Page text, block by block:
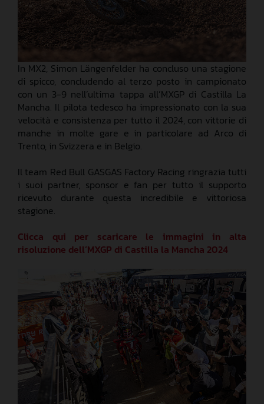
In MX2, Simon Längenfelder ha concluso una stagione
di spicco, concludendo al terzo posto in campionato
con un 3-9 nell’ultima tappa all’MXGP di Castilla La
Mancha. Il pilota tedesco ha impressionato con la sua
velocità e consistenza per tutto il 2024, con vittorie di
manche in molte gare e in particolare ad Arco di
Trento, in Svizzera e in Belgio.
Il team Red Bull GASGAS Factory Racing ringrazia tutti
i suoi partner, sponsor e fan per tutto il supporto
ricevuto durante questa incredibile e vittoriosa
stagione.
Clicca qui per scaricare le immagini in alta
risoluzione dell’MXGP di Castilla la Mancha 2024